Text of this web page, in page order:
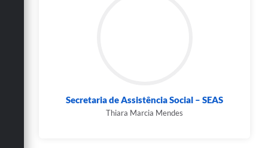
Secretaria de Assistência Social – SEAS
Thiara Marcia Mendes